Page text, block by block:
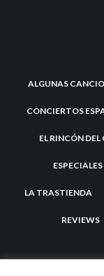
ALGUNAS
CONCIERTOS
EL RINCÓN
ESPECIALES
LA TRASTIENDA
REVIEWS